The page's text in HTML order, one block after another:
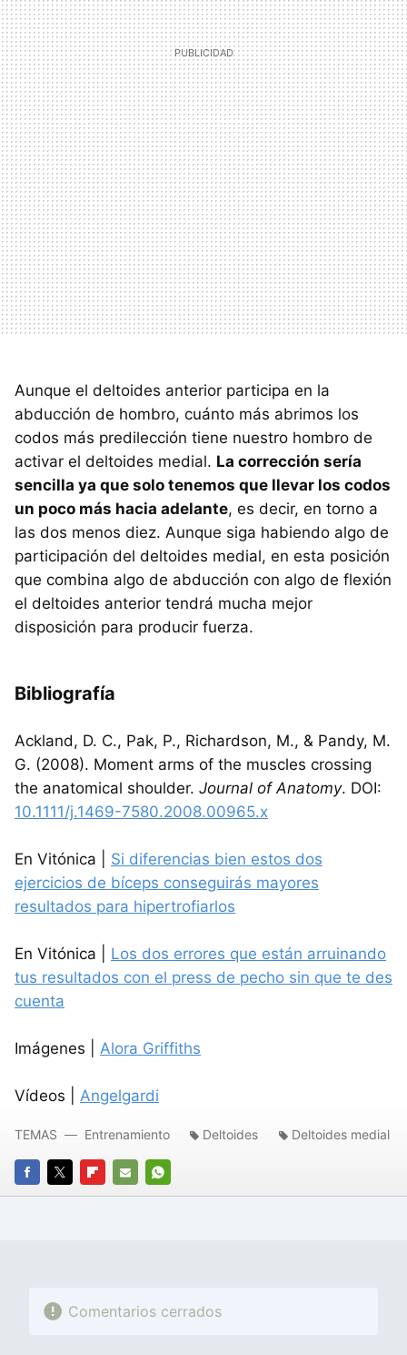
Aunque el deltoides anterior participa en la
abducción de hombro, cuánto más abrimos los
codos más predilección tiene nuestro hombro de
activar el deltoides medial. La corrección sería
sencilla ya que solo tenemos que llevar los codos
un poco más hacia adelante, es decir, en torno a
las dos menos diez. Aunque siga habiendo algo de
participación del deltoides medial, en esta posición
que combina algo de abducción con algo de flexión
el deltoides anterior tendrá mucha mejor
disposición para producir fuerza.
Bibliografía
Ackland, D. C., Pak, P., Richardson, M., & Pandy, M.
G. (2008). Moment arms of the muscles crossing
the anatomical shoulder. Journal of Anatomy. DOI:
10.1111/j.1469-7580.2008.00965.x
En Vitónica | Si diferencias bien estos dos
ejercicios de bíceps conseguirás mayores
resultados para hipertrofiarlos
En Vitónica | Los dos errores que están arruinando
tus resultados con el press de pecho sin que te des
cuenta
Imágenes | Alora Griffiths
Vídeos | Angelgardi
FACEBOOK
TWITTERFLIPBOARD
E-
WHATSAPP
TEMAS Entrenamiento Deltoides Deltoides medial
Comentarios cerrados